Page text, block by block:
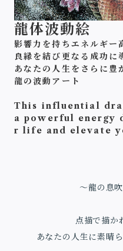
龍体波動絵
影響力を持ちエネルギー
良縁を結び更なる成功に
あなたの人生をさらに豊
龍の波動アート
This influential
a powerful energy
〜龍の息
点描で描か
あなたの人生に素晴